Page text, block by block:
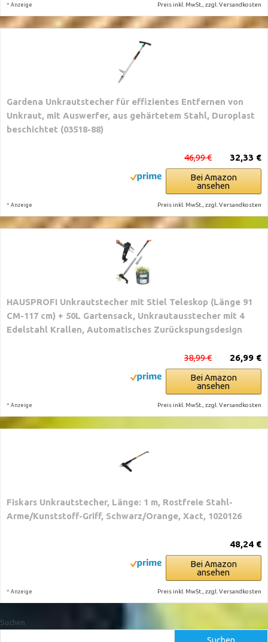
* Anzeige Preis inkl. MwSt., zzgl. Versandkosten
Gardena Unkrautstecher für effizientes Entfernen von
Unkraut, mit Auswerfer, aus gehärtetem Stahl, Duroplast
beschichtet (03518-88)
32,33 €
46,99 €
Bei Amazon
ansehen
* Anzeige Preis inkl. MwSt., zzgl. Versandkosten
HAUSPROFI Unkrautstecher mit Stiel Teleskop (Länge 91
CM-117 cm) + 50L Gartensack, Unkrautausstecher mit 4
Edelstahl Krallen, Automatisches Zurückspungsdesign
26,99 €
38,99 €
Bei Amazon
ansehen
* Anzeige Preis inkl. MwSt., zzgl. Versandkosten
Fiskars Unkrautstecher, Länge: 1 m, Rostfreie Stahl-
Arme/Kunststoff-Griff, Schwarz/Orange, Xact, 1020126
48,24 €
Bei Amazon
ansehen
* Anzeige Preis inkl. MwSt., zzgl. Versandkosten
Suchen